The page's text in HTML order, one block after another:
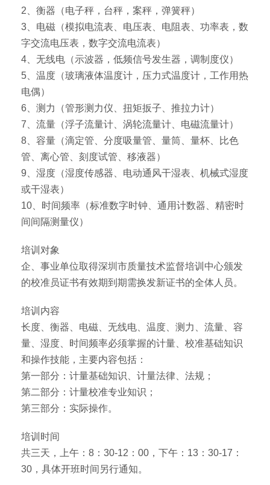
2、衡器（电子秤，台秤，案秤，弹簧秤）
3、电磁（模拟电流表、电压表、电阻表、功率表，数
字交流电压表，数字交流电流表）
4、无线电（示波器，低频信号发生器，调制度仪）
5、温度（玻璃液体温度计，压力式温度计，工作用热
电偶）
6、测力（管形测力仪、扭矩扳子、推拉力计）
7、流量（浮子流量计、涡轮流量计、电磁流量计）
8、容量（滴定管、分度吸量管、量筒、量杯、比色
管、离心管、刻度试管、移液器）
9、湿度（湿度传感器、电动通风干湿表、机械式湿度
或干湿表）
10、时间频率（标准数字时钟、通用计数器、精密时
间间隔测量仪）
培训对象
企、事业单位取得深圳市质量技术监督培训中心颁发
的校准员证书有效期到期需换发新证书的全体人员。
培训内容
长度、衡器、电磁、无线电、温度、测力、流量、容
量、湿度、时间频率必须掌握的计量、校准基础知识
和操作技能，主要内容包括：
第一部分：计量基础知识、计量法律、法规；
第二部分：计量校准专业知识；
第三部分：实际操作。
培训时间
共三天，上午：8：30-12：00，下午：13：30-17：
30，具体开班时间另行通知。